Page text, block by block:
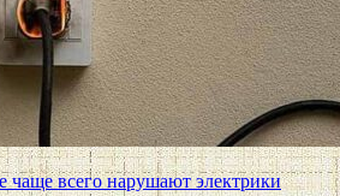
чаще всего нарушают электрики